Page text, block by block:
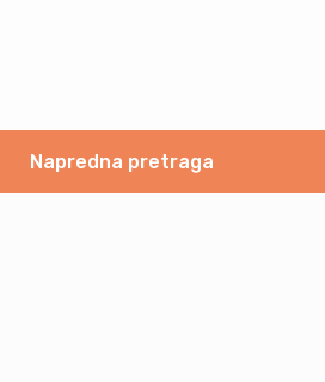
Napredna pretraga